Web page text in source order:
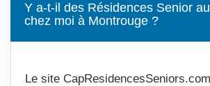
Y a-t-il des Résidences Senior
chez moi à Montrouge ?
Le site